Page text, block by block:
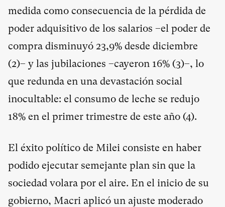
medida como consecuencia de la pérdida de
poder adquisitivo de los salarios –el poder de
compra disminuyó 23,9% desde diciembre
(2)– y las jubilaciones –cayeron 16% (3)–, lo
que redunda en una devastación social
inocultable: el consumo de leche se redujo
18% en el primer trimestre de este año (4).
El éxito político de Milei consiste en haber
podido ejecutar semejante plan sin que la
sociedad volara por el aire. En el inicio de su
gobierno, Macri aplicó un ajuste moderado